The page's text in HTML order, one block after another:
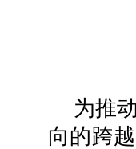
为推
向的跨